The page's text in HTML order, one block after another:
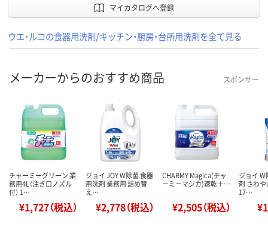
マイカタログへ登録
ウエ・ルコの食器用洗剤/キッチン・厨房・台所用洗剤を全て見る
メーカーからのおすすめ商品 スポンサー
チャーミーグリーン 業
務用4L（注ぎ口ノズル
付） 1…
¥1,727（税込）
ジョイ JOY W除菌 食器
用洗剤 業務用 詰め替
え…
¥2,778（税込）
CHARMY Magica(チャ
ーミーマジカ)速乾＋…
¥2,505（税込）
ジョイ
剤 さわ
17…